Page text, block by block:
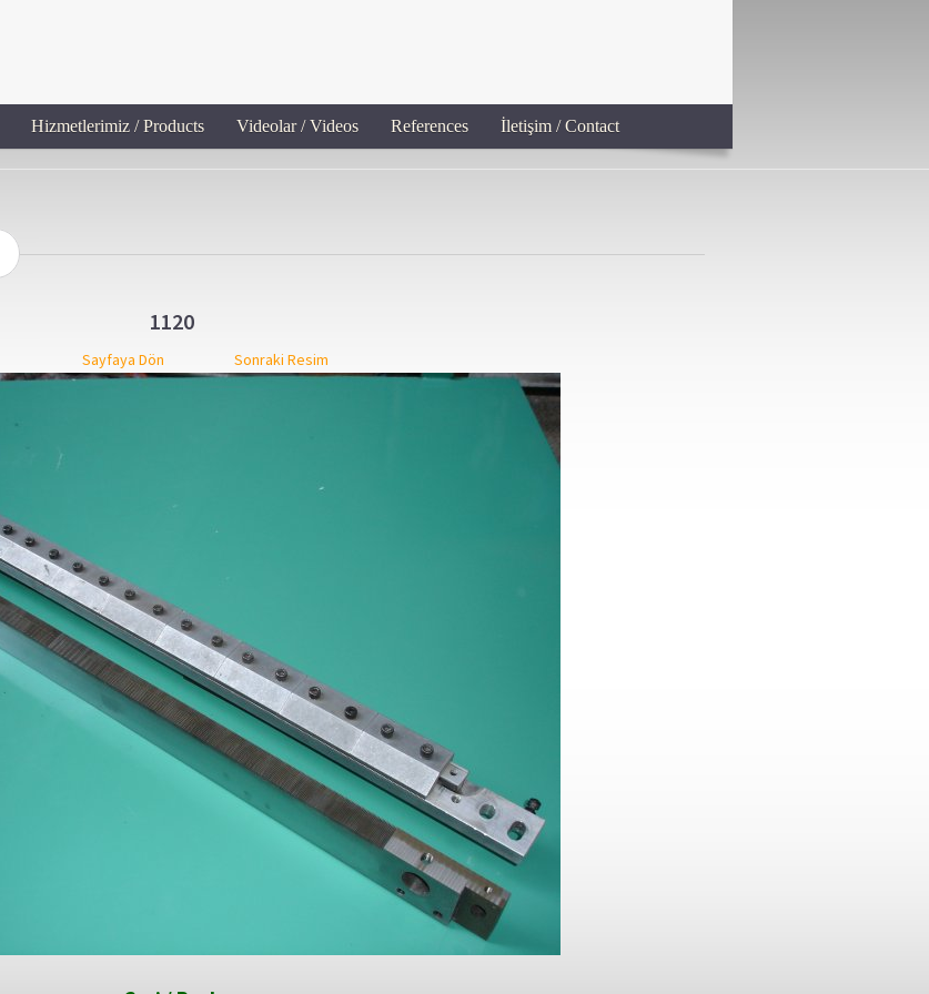
Hizmetlerimiz / Products Videolar / Videos References İletişim / Contact
1120
Sayfaya Dön Sonraki Resim